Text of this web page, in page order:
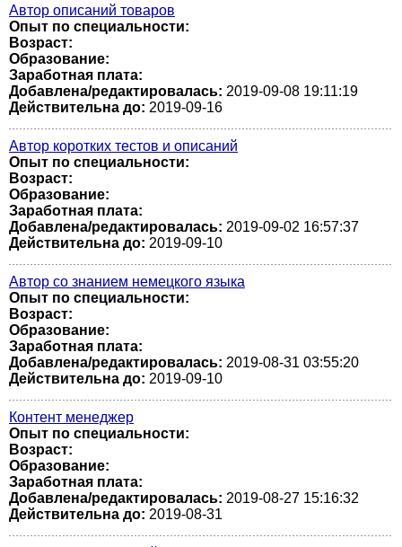
Автор описаний товаров
Опыт по специальности:
Возраст:
Образование:
Заработная плата:
Добавлена/редактировалась: 2019-09-08 19:11:19
Действительна до: 2019-09-16
Автор коротких тестов и описаний
Опыт по специальности:
Возраст:
Образование:
Заработная плата:
Добавлена/редактировалась: 2019-09-02 16:57:37
Действительна до: 2019-09-10
Автор со знанием немецкого языка
Опыт по специальности:
Возраст:
Образование:
Заработная плата:
Добавлена/редактировалась: 2019-08-31 03:55:20
Действительна до: 2019-09-10
Контент менеджер
Опыт по специальности:
Возраст:
Образование:
Заработная плата:
Добавлена/редактировалась: 2019-08-27 15:16:32
Действительна до: 2019-08-31